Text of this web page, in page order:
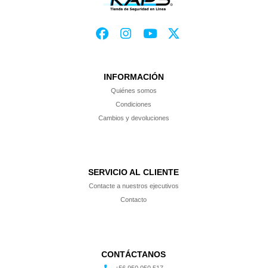
INFORMACIÓN
Quiénes somos
Condiciones
Cambios y devoluciones
SERVICIO AL CLIENTE
Contacte a nuestros ejecutivos
Contacto
CONTÁCTANOS